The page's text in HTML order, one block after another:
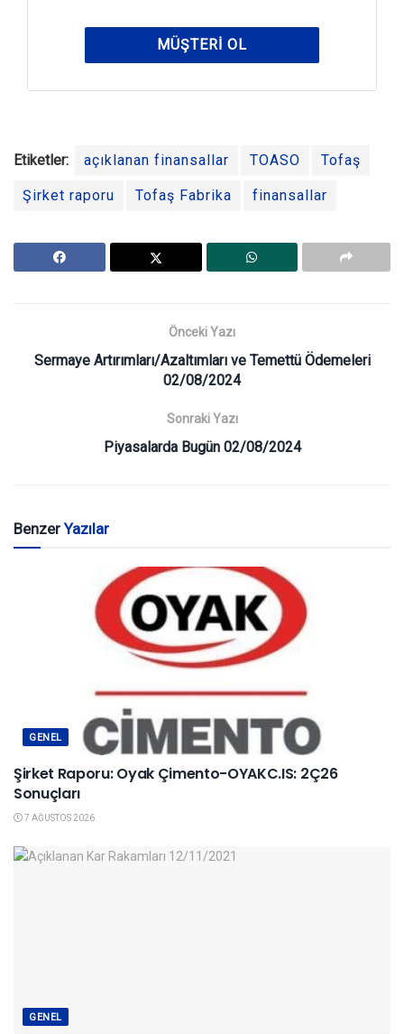
MÜŞTERI OL
Etiketler: açıklanan finansallar TOASO Tofaş
Şirket raporu Tofaş Fabrika finansallar
Önceki Yazı
Sermaye Artırımları/Azaltımları ve Temettü Ödemeleri
02/08/2024
Sonraki Yazı
Piyasalarda Bugün 02/08/2024
BenzerYazılar
GENEL
Şirket Raporu: Oyak Çimento-OYAKC.IS: 2Ç26
Sonuçları
7 AĞUSTOS 2026
GENEL